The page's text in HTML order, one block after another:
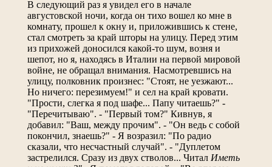
В следующий раз я увидел его в начале
августовской ночи, когда он тихо вошел ко мне в
комнату, прошел к окну и, приложившись к стене,
стал смотреть за край шторы на улицу. Перед этим
из прихожей доносился какой-то шум, возня и
шепот, но я, находясь в Италии на первой мировой
войне, не обращал внимания. Насмотревшись на
улицу, полковник произнес: "Стоят, не уезжают...
Но ничего: перезимуем!" и сел на край кровати.
"Прости, слегка я под шафе... Папу читаешь?" -
"Перечитываю". - "Первый том?" Кивнув, я
добавил: "Ваш, между прочим". - "Он ведь с собой
покончил, знаешь?" - Я возразил: "По радио
сказали, что несчастный случай". - "Дуплетом
застрелился. Сразу из двух стволов... Читал Иметь